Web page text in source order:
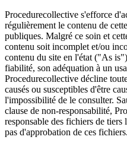
Procedurecollective s'efforce
régulièrement le contenu de
publiques. Malgré ce soin et
contenu soit incomplet et/ou
contenu du site en l'état ("As
fiabilité, son adéquation à un
Procedurecollective décline
causés ou susceptibles d'être
l'impossibilité de le consulter.
clause de non-responsabilité,
responsable des fichiers de
pas d'approbation de ces fichiers.